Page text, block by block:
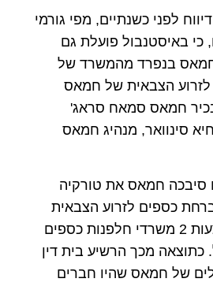
לפני כשנתיים, מפי גורמי
כי באיסטנבול פועלת גם
בנפרד מהמשרד של
הצבאית של חמאס
חמאס סמאח סראג'
סינוואר, מנהיג חמאס
סיבכה חמאס את טורקיה
כספים לזרוע הצבאית
ברצועת עזה באמצעות 2 משרדי חלפנות כספים
כתוצאה מכך הרשיע בית דין
כ-60 פעילים של חמאס שהיו חברים